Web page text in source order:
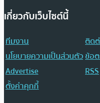
เกี่ยวกับเว็บไซต์นี้
ทีมงาน
ติด
นโยบายความเป็นส่วนตัวข้อ
Advertise
RSS
ตั้งค่าคุกกี้